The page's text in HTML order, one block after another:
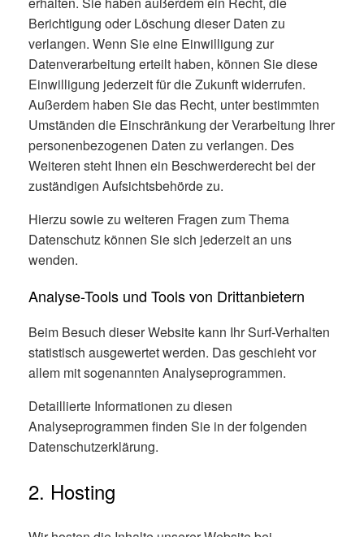
Berichtigung oder Löschung dieser Daten zu
verlangen. Wenn Sie eine Einwilligung zur
Datenverarbeitung erteilt haben, können Sie diese
Einwilligung jederzeit für die Zukunft widerrufen.
Außerdem haben Sie das Recht, unter bestimmten
Umständen die Einschränkung der Verarbeitung Ihrer
personenbezogenen Daten zu verlangen. Des
Weiteren steht Ihnen ein Beschwerderecht bei der
zuständigen Aufsichtsbehörde zu.
Hierzu sowie zu weiteren Fragen zum Thema
Datenschutz können Sie sich jederzeit an uns
wenden.
Analyse-Tools und Tools von Dritt­anbietern
Beim Besuch dieser Website kann Ihr Surf-Verhalten
statistisch ausgewertet werden. Das geschieht vor
allem mit sogenannten Analyseprogrammen.
Detaillierte Informationen zu diesen
Analyseprogrammen finden Sie in der folgenden
Datenschutzerklärung.
2. Hosting